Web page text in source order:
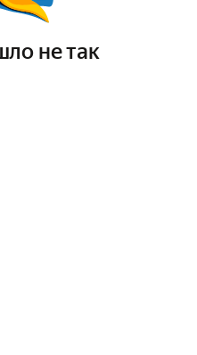
не так